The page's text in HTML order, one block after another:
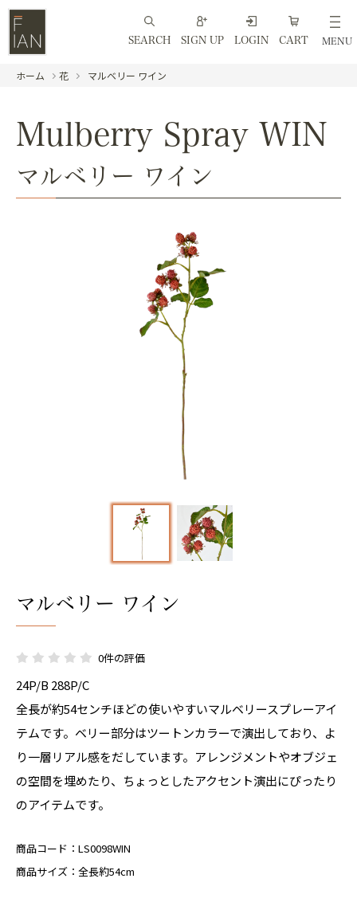
SEARCH SIGN UP LOGIN CART MENU
ホーム 花 マルベリー ワイン
Mulberry Spray WIN
マルベリー ワイン
マルベリー ワイン
0件の評価
24P/B 288P/C
全長が約54センチほどの使いやすいマルベリースプレーアイ
テムです。ベリー部分はツートンカラーで演出しており、よ
り一層リアル感をだしています。アレンジメントやオブジェ
の空間を埋めたり、ちょっとしたアクセント演出にぴったり
のアイテムです。
商品コード： LS0098WIN
商品サイズ： 全長約54cm